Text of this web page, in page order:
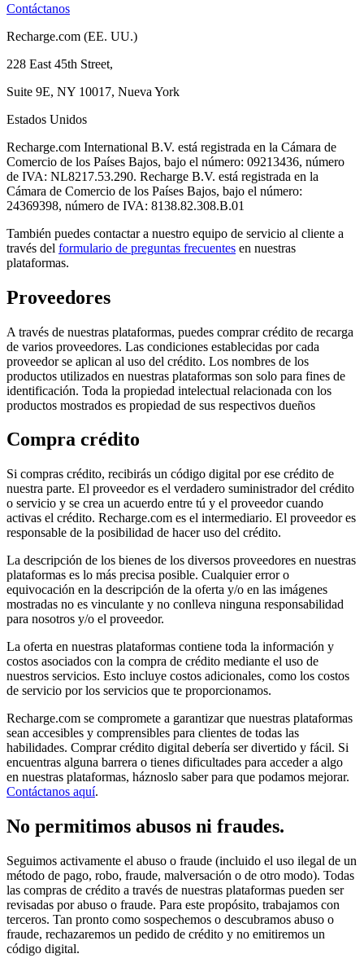
Contáctanos
Recharge.com (EE. UU.)
228 East 45th Street,
Suite 9E, NY 10017, Nueva York
Estados Unidos
Recharge.com International B.V. está registrada en la Cámara de
Comercio de los Países Bajos, bajo el número: 09213436, número
de IVA: NL8217.53.290. Recharge B.V. está registrada en la
Cámara de Comercio de los Países Bajos, bajo el número:
24369398, número de IVA: 8138.82.308.B.01
También puedes contactar a nuestro equipo de servicio al cliente a
través del formulario de preguntas frecuentes en nuestras
plataformas.
Proveedores
A través de nuestras plataformas, puedes comprar crédito de recarga
de varios proveedores. Las condiciones establecidas por cada
proveedor se aplican al uso del crédito. Los nombres de los
productos utilizados en nuestras plataformas son solo para fines de
identificación. Toda la propiedad intelectual relacionada con los
productos mostrados es propiedad de sus respectivos dueños
Compra crédito
Si compras crédito, recibirás un código digital por ese crédito de
nuestra parte. El proveedor es el verdadero suministrador del crédito
o servicio y se crea un acuerdo entre tú y el proveedor cuando
activas el crédito. Recharge.com es el intermediario. El proveedor es
responsable de la posibilidad de hacer uso del crédito.
La descripción de los bienes de los diversos proveedores en nuestras
plataformas es lo más precisa posible. Cualquier error o
equivocación en la descripción de la oferta y/o en las imágenes
mostradas no es vinculante y no conlleva ninguna responsabilidad
para nosotros y/o el proveedor.
La oferta en nuestras plataformas contiene toda la información y
costos asociados con la compra de crédito mediante el uso de
nuestros servicios. Esto incluye costos adicionales, como los costos
de servicio por los servicios que te proporcionamos.
Recharge.com se compromete a garantizar que nuestras plataformas
sean accesibles y comprensibles para clientes de todas las
habilidades. Comprar crédito digital debería ser divertido y fácil. Si
encuentras alguna barrera o tienes dificultades para acceder a algo
en nuestras plataformas, háznoslo saber para que podamos mejorar.
Contáctanos aquí.
No permitimos abusos ni fraudes.
Seguimos activamente el abuso o fraude (incluido el uso ilegal de un
método de pago, robo, fraude, malversación o de otro modo). Todas
las compras de crédito a través de nuestras plataformas pueden ser
revisadas por abuso o fraude. Para este propósito, trabajamos con
terceros. Tan pronto como sospechemos o descubramos abuso o
fraude, rechazaremos un pedido de crédito y no emitiremos un
código digital.